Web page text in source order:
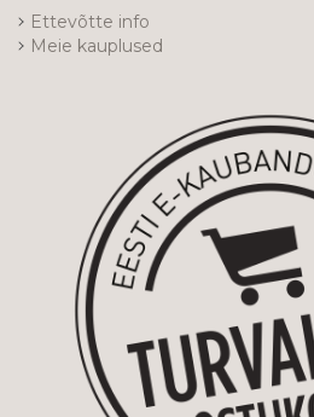
Ettevõtte info
Meie kauplused